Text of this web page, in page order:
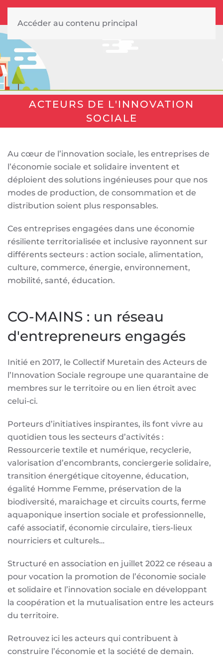
Accéder au contenu principal
ACTEURS DE L'INNOVATION
SOCIALE
Au cœur de l’innovation sociale, les entreprises de
l’économie sociale et solidaire inventent et
déploient des solutions ingénieuses pour que nos
modes de production, de consommation et de
distribution soient plus responsables.
Ces entreprises engagées dans une économie
résiliente territorialisée et inclusive rayonnent sur
différents secteurs : action sociale, alimentation,
culture, commerce, énergie, environnement,
mobilité, santé, éducation.
CO-MAINS : un réseau
d'entrepreneurs engagés
Initié en 2017, le Collectif Muretain des Acteurs de
l’Innovation Sociale regroupe une quarantaine de
membres sur le territoire ou en lien étroit avec
celui-ci.
Porteurs d’initiatives inspirantes, ils font vivre au
quotidien tous les secteurs d’activités :
Ressourcerie textile et numérique, recyclerie,
valorisation d’encombrants, conciergerie solidaire,
transition énergétique citoyenne, éducation,
égalité Homme Femme, préservation de la
biodiversité, maraichage et circuits courts, ferme
aquaponique insertion sociale et professionnelle,
café associatif, économie circulaire, tiers-lieux
nourriciers et culturels…
Structuré en association en juillet 2022 ce réseau a
pour vocation la promotion de l’économie sociale
et solidaire et l’innovation sociale en développant
la coopération et la mutualisation entre les acteurs
du territoire.
Retrouvez ici les acteurs qui contribuent à
construire l’économie et la société de demain.